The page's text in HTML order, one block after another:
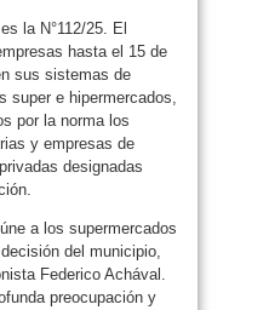
la N°112/25. El
hasta el 15 de
sus sistemas de
super e hipermercados,
por la norma los
y empresas de
designadas
a los supermercados
del municipio,
Federico Achával.
preocupación y